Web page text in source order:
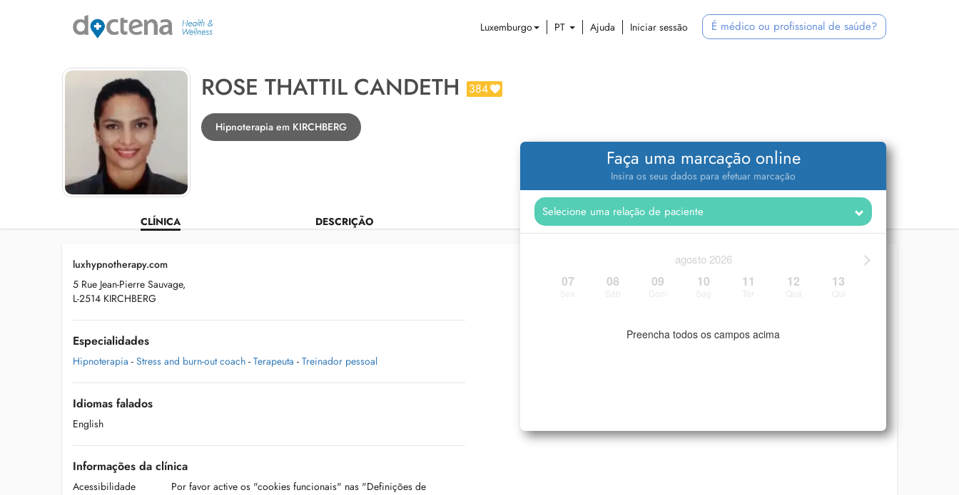
Luxemburgo PT Ajuda Iniciar sessão É médico ou profissional de saúde?
ROSE THATTIL CANDETH 384
Hipnoterapia em KIRCHBERG
CLÍNICA DESCRIÇÃO
Faça uma marcação online
Insira os seus dados para efetuar marcação
>
agosto 2026
07 08 09 10 11 12 13
Preencha todos os campos acima
luxhypnotherapy.com
5 Rue Jean-Pierre Sauvage,
L-2514 KIRCHBERG
Especialidades
Hipnoterapia - Stress and burn-out coach - Terapeuta - Treinador pessoal
Idiomas falados
English
Informações da clínica
Acessibilidade
Por favor active os "cookies funcionais" nas "Definições de